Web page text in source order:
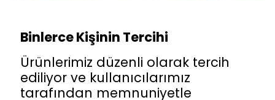
Binlerce Kişinin Tercihi
Ürünlerimiz düzenli olarak tercih
ediliyor ve kullanıcılarımız
tarafından memnuniyetle